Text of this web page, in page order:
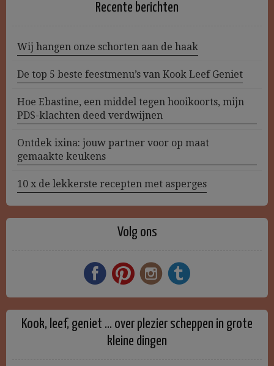
Recente berichten
Wij hangen onze schorten aan de haak
De top 5 beste feestmenu’s van Kook Leef Geniet
Hoe Ebastine, een middel tegen hooikoorts, mijn
PDS-klachten deed verdwijnen
Ontdek ixina: jouw partner voor op maat
gemaakte keukens
10 x de lekkerste recepten met asperges
Volg ons
Kook, leef, geniet … over plezier scheppen in grote
kleine dingen